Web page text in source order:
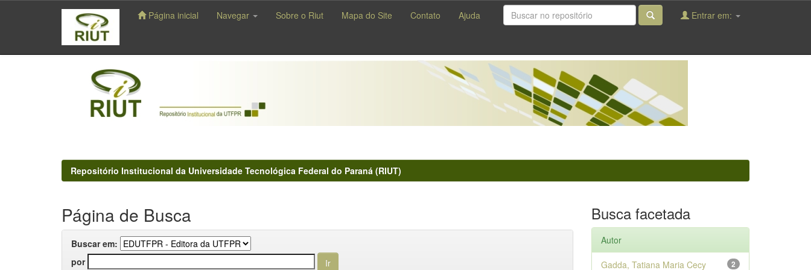
navigation
Página inicial Navegar Sobre o Riut Mapa do Site Contato Ajuda Entrar em:
Repositório Institucional da Universidade Tecnológica Federal do Paraná (RIUT)
Página de Busca
Buscar em:
por
Busca facetada
Autor
2
Gadda, Tatiana Maria Cecy